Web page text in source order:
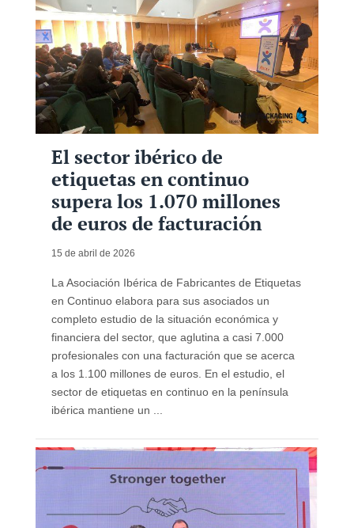
El sector ibérico de
etiquetas en continuo
supera los 1.070 millones
de euros de facturación
15 de abril de 2026
La Asociación Ibérica de Fabricantes de Etiquetas
en Continuo elabora para sus asociados un
completo estudio de la situación económica y
financiera del sector, que aglutina a casi 7.000
profesionales con una facturación que se acerca
a los 1.100 millones de euros. En el estudio, el
sector de etiquetas en continuo en la península
ibérica mantiene un ...